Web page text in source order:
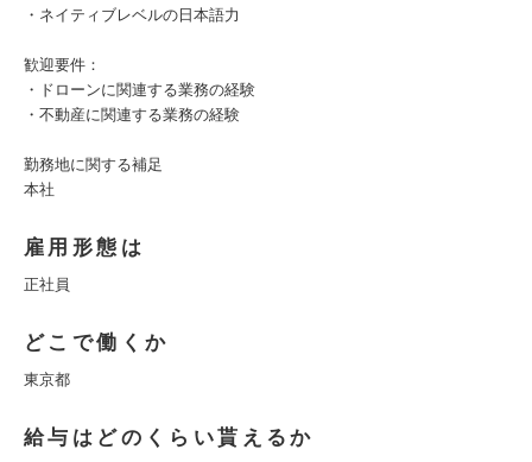
・ネイティブレベルの日本語力
歓迎要件：
・ドローンに関連する業務の経験
・不動産に関連する業務の経験
勤務地に関する補足
本社
雇用形態は
正社員
どこで働くか
東京都
給与はどのくらい貰えるか